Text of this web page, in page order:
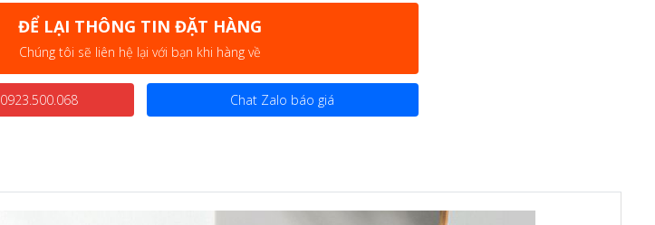
ĐỂ LẠI THÔNG TIN ĐẶT HÀNG
Chúng tôi sẽ liên hệ lại với bạn khi hàng về
0923.500.068 Chat Zalo báo giá